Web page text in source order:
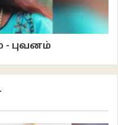
நல்லவனாய் இருக்க வேண்டும்,
ஏதோவொருவகையில்
வேலைக்கு அங்கீகாரமாக, அந்த
போட்டுப் போட்டு, அவர்கள்
விடாமல் அஞ்சு வருஷம்வரை
அந்தச் சேர்மனுக்குப்
போட்டார்களோ அவருடைய சீட்
- புவனம்